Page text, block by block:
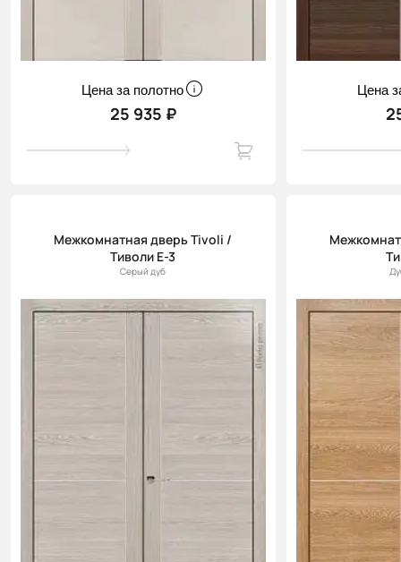
Цена за полотно
25 935 ₽
Цена
Межкомнатная дверь Tivoli /
Тиволи Е-3
Серый дуб